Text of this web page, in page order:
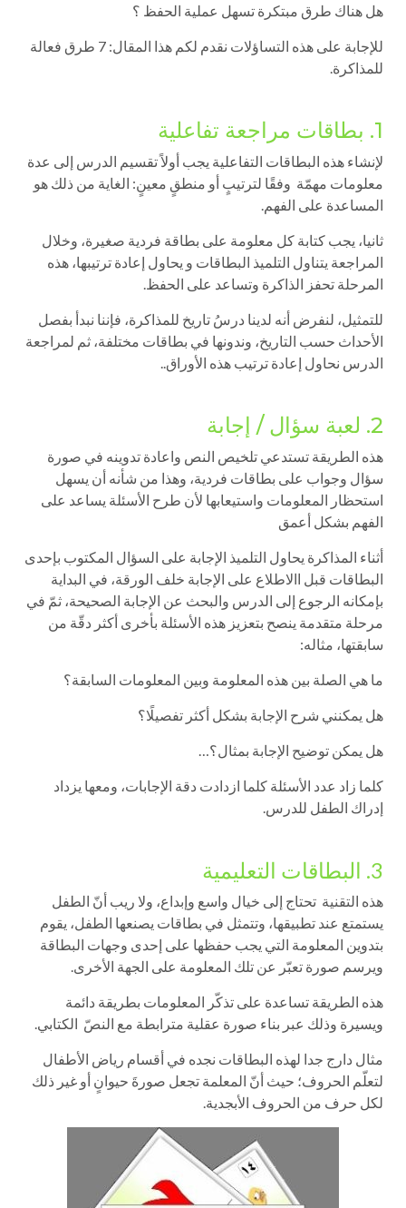
هل هناك طرق مبتكرة تسهل عملية الحفظ ؟
للإجابة على هذه التساؤلات نقدم لكم هذا المقال: 7 طرق فعالة
للمذاكرة.
1. بطاقات مراجعة تفاعلية
لإنشاء هذه البطاقات التفاعلية يجب أولاً تقسيم الدرس إلى عدة
معلومات مهمّة وفقًا لترتيبٍ أو منطقٍ معينٍ: الغاية من ذلك هو
المساعدة على الفهم.
ثانيا، يجب كتابة كل معلومة على بطاقة فردية صغيرة، وخلال
المراجعة يتناول التلميذ البطاقات و يحاول إعادة ترتيبها، هذه
المرحلة تحفز الذاكرة وتساعد على الحفظ.
للتمثيل، لنفرض أنه لدينا درسُ تاريخ للمذاكرة، فإننا نبدأ بفصل
الأحداث حسب التاريخ، وندونها في بطاقات مختلفة، ثم لمراجعة
الدرس نحاول إعادة ترتيب هذه الأوراق..
2. لعبة سؤال / إجابة
هذه الطريقة تستدعي تلخيص النص واعادة تدوينه في صورة
سؤال وجواب على بطاقات فردية، وهذا من شأنه أن يسهل
استحظار المعلومات واستيعابها لأن طرح الأسئلة يساعد على
الفهم بشكل أعمق
أثناء المذاكرة يحاول التلميذ الإجابة على السؤال المكتوب بإحدى
البطاقات قبل االاطلاع على الإجابة خلف الورقة، في البداية
بإمكانه الرجوع إلى الدرس والبحث عن الإجابة الصحيحة، ثمّ في
مرحلة متقدمة ينصح بتعزيز هذه الأسئلة بأخرى أكثر دقّة من
سابقتها، مثاله:
ما هي الصلة بين هذه المعلومة وبين المعلومات السابقة؟
هل يمكنني شرح الإجابة بشكل أكثر تفصيلًا؟
هل يمكن توضيح الإجابة بمثال؟…
كلما زاد عدد الأسئلة كلما ازدادت دقة الإجابات، ومعها يزداد
إدراك الطفل للدرس.
3. البطاقات التعليمية
هذه التقنية تحتاج إلى خيال واسع وإبداع، ولا ريب أنّ الطفل
يستمتع عند تطبيقها، وتتمثل في بطاقات يصنعها الطفل، يقوم
بتدوين المعلومة التي يجب حفظها على إحدى وجهات البطاقة
ويرسم صورة تعبّر عن تلك المعلومة على الجهة الأخرى.
هذه الطريقة تساعدة على تذكّر المعلومات بطريقة دائمة
ويسيرة وذلك عبر بناء صورة عقلية مترابطة مع النصّ الكتابي.
مثال دارج جدا لهذه البطاقات نجده في أقسام رياض الأطفال
لتعلّم الحروف؛ حيث أنّ المعلمة تجعل صورةَ حيوانٍ أو غير ذلك
لكل حرف من الحروف الأبجدية.